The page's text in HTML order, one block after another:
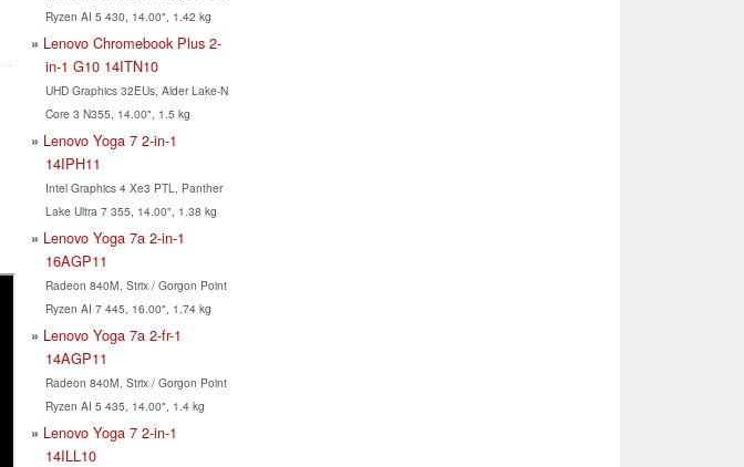
Ryzen AI 5 430, 14.00", 1.42 kg
Lenovo Chromebook Plus 2-
in-1 G10 14ITN10
UHD Graphics 32EUs, Alder Lake-N
Core 3 N355, 14.00", 1.5 kg
Lenovo Yoga 7 2-in-1
14IPH11
Intel Graphics 4 Xe3 PTL, Panther
Lake Ultra 7 355, 14.00", 1.38 kg
Lenovo Yoga 7a 2-in-1
16AGP11
Radeon 840M, Strix / Gorgon Point
Ryzen AI 7 445, 16.00", 1.74 kg
Lenovo Yoga 7a 2-fr-1
14AGP11
Radeon 840M, Strix / Gorgon Point
Ryzen AI 5 435, 14.00", 1.4 kg
Lenovo Yoga 7 2-in-1
14ILL10